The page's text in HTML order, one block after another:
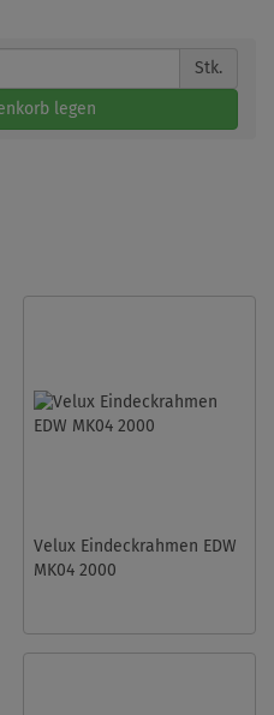
Stk.
legen
Velux Eindeckrahmen EDW
MK04 2000